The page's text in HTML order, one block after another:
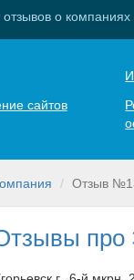
о компаниях
сайтов
Отзыв
про